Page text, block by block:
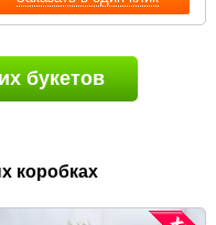
букетов
коробках